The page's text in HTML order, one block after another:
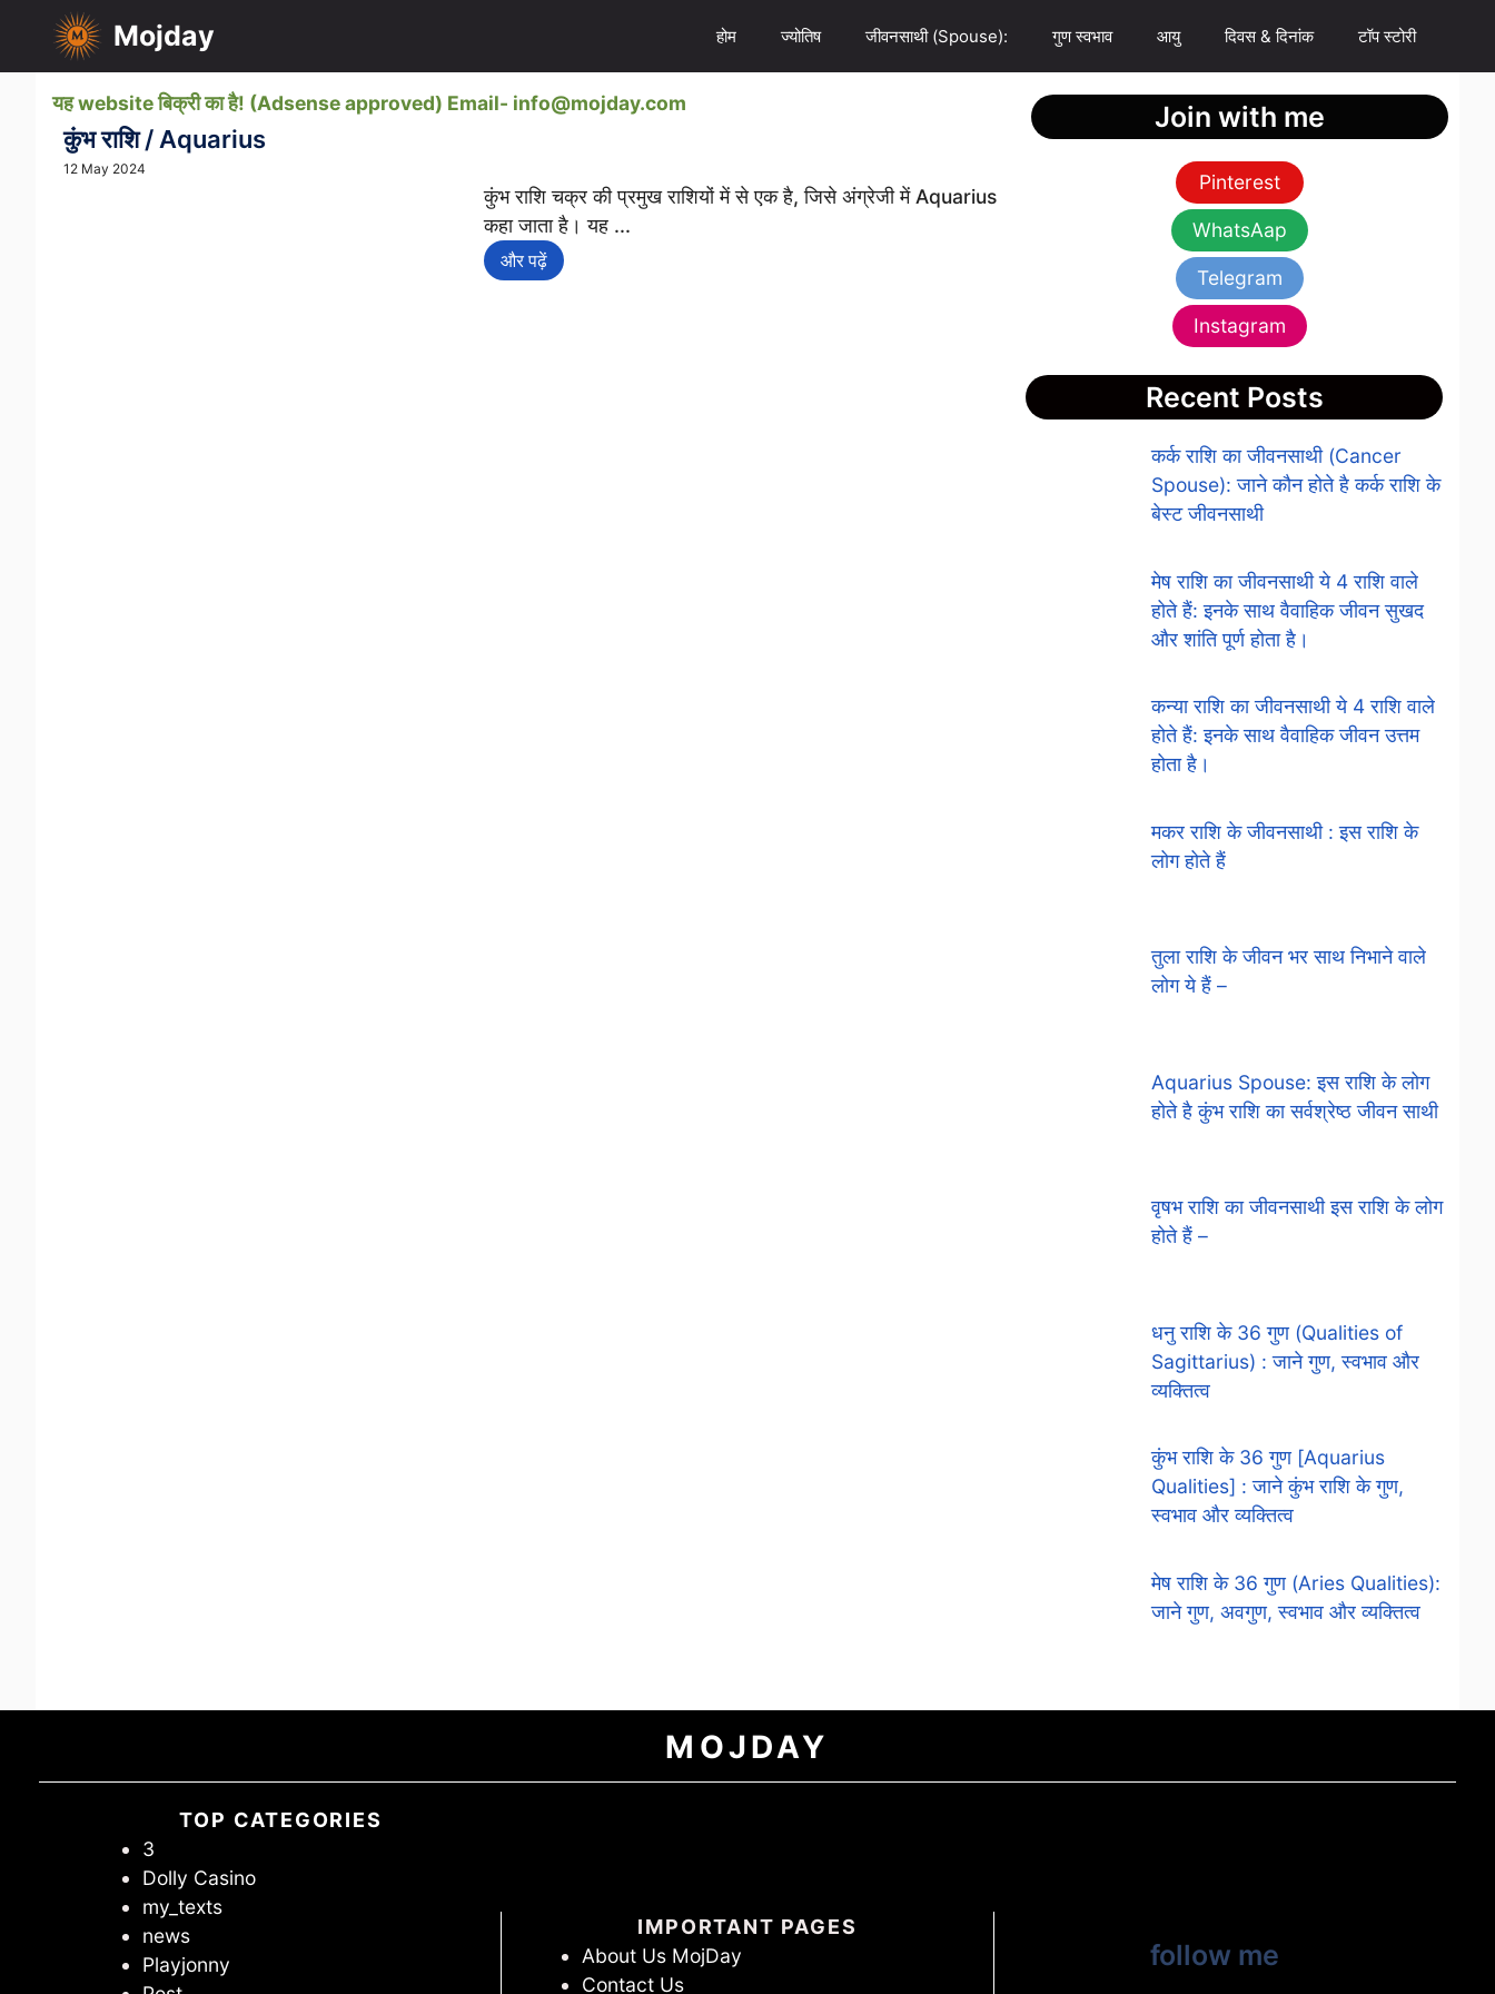
content
Mojday होम ज्योतिष जीवनसाथी (Spouse): गुण स्वभाव आयु दिवस & दिनांक टॉप स्टोरी
यह website बिक्री का है! (Adsense approved) Email- info@mojday.com
कुंभ राशि / Aquarius
12 May 2024
कुंभ राशि चक्र की प्रमुख राशियों में से एक है, जिसे अंग्रेजी में Aquarius
कहा जाता है। यह ...
और पढ़ें
Join with me
Pinterest
WhatsAap
Telegram
Instagram
Recent Posts
कर्क राशि का जीवनसाथी (Cancer
Spouse): जाने कौन होते है कर्क राशि के
बेस्ट जीवनसाथी
मेष राशि का जीवनसाथी ये 4 राशि वाले
होते हैं: इनके साथ वैवाहिक जीवन सुखद
और शांति पूर्ण होता है।
कन्या राशि का जीवनसाथी ये 4 राशि वाले
होते हैं: इनके साथ वैवाहिक जीवन उत्तम
होता है।
मकर राशि के जीवनसाथी : इस राशि के
लोग होते हैं
तुला राशि के जीवन भर साथ निभाने वाले
लोग ये हैं –
Aquarius Spouse: इस राशि के लोग
होते है कुंभ राशि का सर्वश्रेष्ठ जीवन साथी
वृषभ राशि का जीवनसाथी इस राशि के लोग
होते हैं –
धनु राशि के 36 गुण (Qualities of
Sagittarius) : जाने गुण, स्वभाव और
व्यक्तित्व
कुंभ राशि के 36 गुण [Aquarius
Qualities] : जाने कुंभ राशि के गुण,
स्वभाव और व्यक्तित्व
मेष राशि के 36 गुण (Aries Qualities):
जाने गुण, अवगुण, स्वभाव और व्यक्तित्व
MOJDAY
TOP CATEGORIES
3
Dolly Casino
my_texts
news
Playjonny
IMPORTANT PAGES
About Us MojDay
Contact Us
follow me